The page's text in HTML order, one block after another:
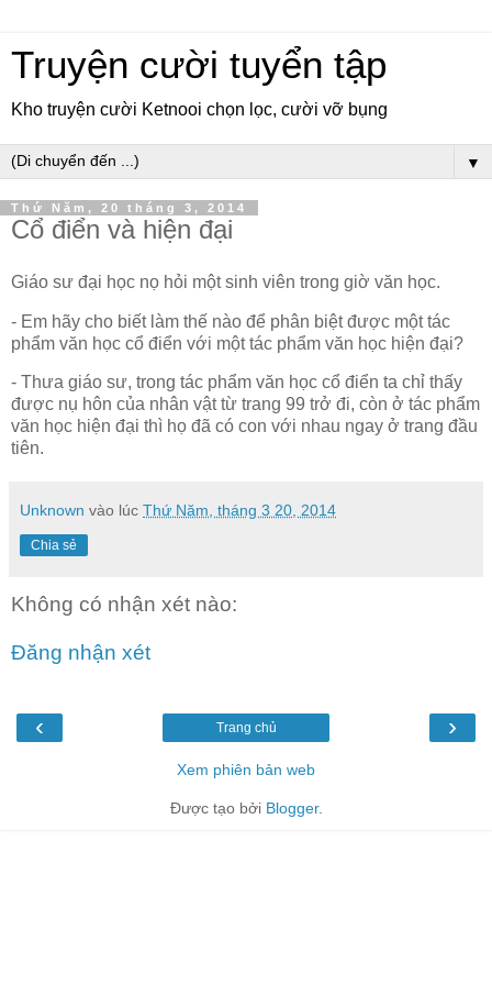
Truyện cười tuyển tập
Kho truyện cười Ketnooi chọn lọc, cười vỡ bụng
▼
Thứ Năm, 20 tháng 3, 2014
Cổ điển và hiện đại
Giáo sư đại học nọ hỏi một sinh viên trong giờ văn học.
- Em hãy cho biết làm thế nào để phân biệt được một tác
phẩm văn học cổ điển với một tác phẩm văn học hiện đại?
- Thưa giáo sư, trong tác phẩm văn học cổ điển ta chỉ thấy
được nụ hôn của nhân vật từ trang 99 trở đi, còn ở tác phẩm
văn học hiện đại thì họ đã có con với nhau ngay ở trang đầu
tiên.
Unknown vào lúc Thứ Năm, tháng 3 20, 2014
Chia sẻ
Không có nhận xét nào:
Đăng nhận xét
‹ ›
Trang chủ
Xem phiên bản web
Được tạo bởi Blogger.